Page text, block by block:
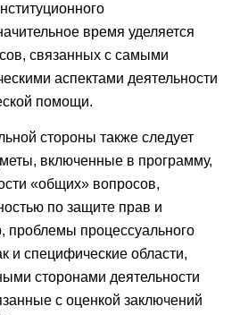
время уделяется
связанных с самыми
аспектами деятельности
помощи.
стороны также следует
включенные в программу,
«общих» вопросов,
по защите прав и
проблемы процессуального
и специфические области,
сторонами деятельности
с оценкой заключений